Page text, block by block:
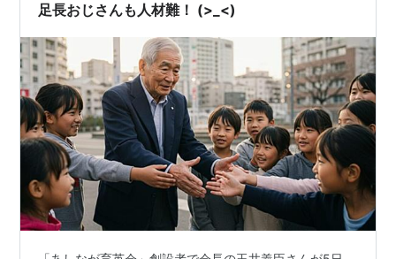
足長おじさんも人材難！ (>_<)